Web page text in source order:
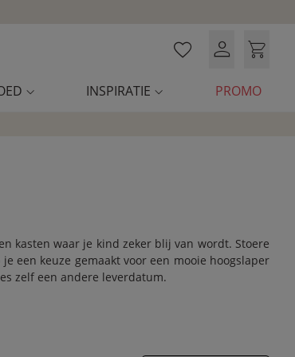
INSPIRATIE
PROMO
kasten waar je kind zeker blij van wordt. Stoere
een keuze gemaakt voor een mooie hoogslaper
zelf een andere leverdatum.